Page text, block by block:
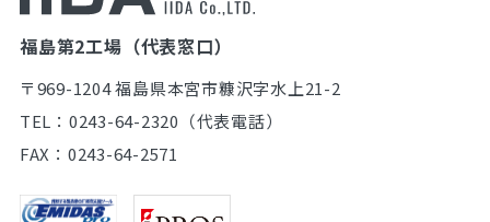
福島第2工場（代表窓口）
〒969-1204 福島県本宮市糠沢字水上21-2
TEL：0243-64-2320（代表電話）
FAX：0243-64-2571